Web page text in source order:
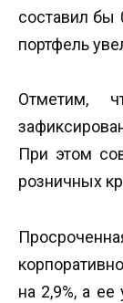
составил бы
портфель
Отметим,
При этом
розничных
на 2,9%, а